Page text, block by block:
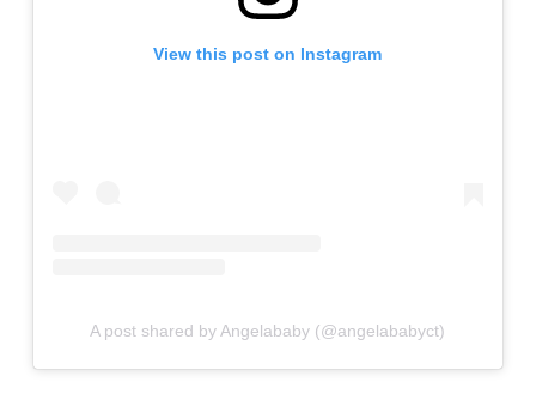
View this post on Instagram
A post shared by Angelababy (@angelababyct)